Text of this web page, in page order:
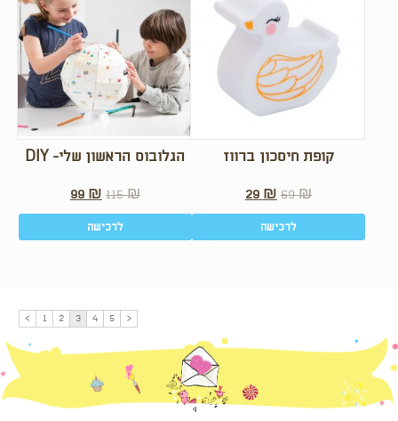
הגלובוס הראשון שלי- DIY
115₪
99 ₪
לרכישה
קופת חיסכון ברווז
69₪
29 ₪
לרכישה
> 1 2 3 4 5 <